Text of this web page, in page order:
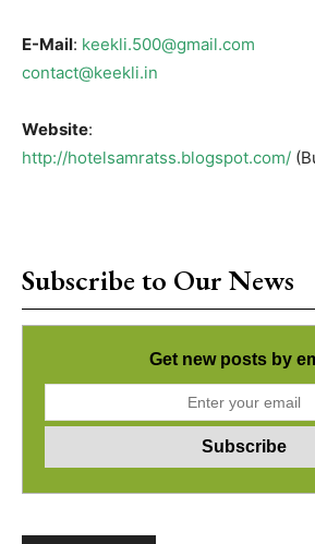
E-Mail: keekli.500@gmail.com
contact@keekli.in
Website:
http://hotelsamratss.blogspot.com/
Subscribe to Our News
Get new posts by